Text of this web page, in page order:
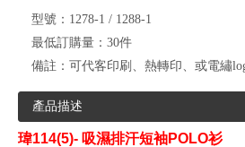
型號： 1278-1 / 1288-1
最低訂購量： 30件
備註： 可代客印刷、熱轉印、或電繡
產品描述
瑋114(5)- 吸濕排汗短袖POLO衫